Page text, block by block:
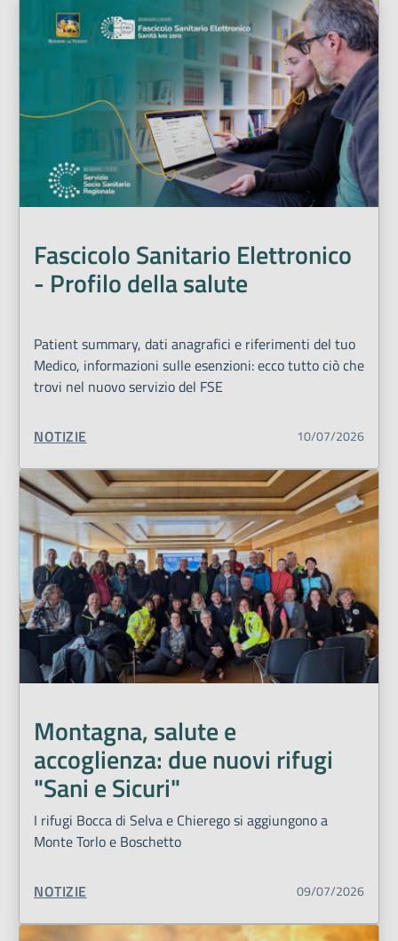
Fascicolo Sanitario Elettronico
- Profilo della salute
Patient summary, dati anagrafici e riferimenti del tuo
Medico, informazioni sulle esenzioni: ecco tutto ciò che
trovi nel nuovo servizio del FSE
TIPO CONTENUTO:
NOTIZIE 10/07/2026
Montagna, salute e
accoglienza: due nuovi rifugi
"Sani e Sicuri"
I rifugi Bocca di Selva e Chierego si aggiungono a
Monte Torlo e Boschetto
TIPO CONTENUTO:
NOTIZIE 09/07/2026